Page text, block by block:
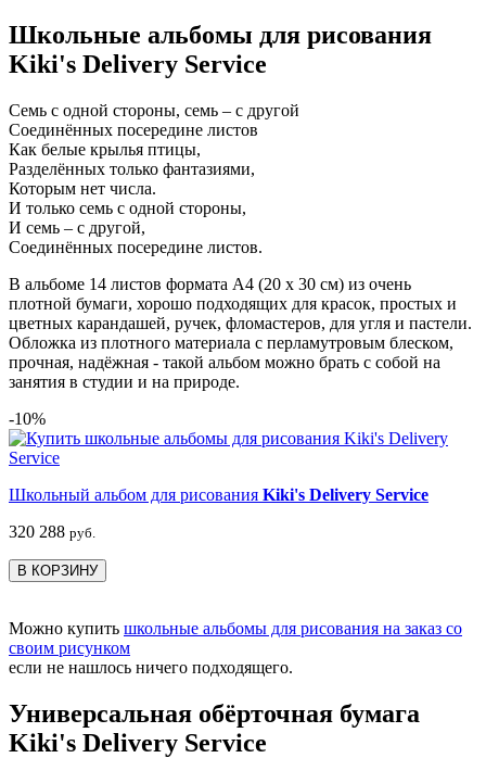
Школьные альбомы для рисования
Kiki's Delivery Service
Семь с одной стороны, семь – с другой
Соединённых посередине листов
Как белые крылья птицы,
Разделённых только фантазиями,
Которым нет числа.
И только семь с одной стороны,
И семь – с другой,
Соединённых посередине листов.
В альбоме 14 листов формата А4 (20 х 30 см) из очень
плотной бумаги, хорошо подходящих для красок, простых и
цветных карандашей, ручек, фломастеров, для угля и пастели.
Обложка из плотного материала с перламутровым блеском,
прочная, надёжная - такой альбом можно брать с собой на
занятия в студии и на природе.
-10%
Школьный альбом для рисования Kiki's Delivery Service
320 288 руб.
В КОРЗИНУ
Можно купить школьные альбомы для рисования на заказ со
своим рисунком
если не нашлось ничего подходящего.
Универсальная обёрточная бумага
Kiki's Delivery Service